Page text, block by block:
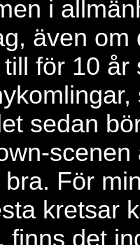
i
även om
för 10 år
sedan
För
kretsar
finns det